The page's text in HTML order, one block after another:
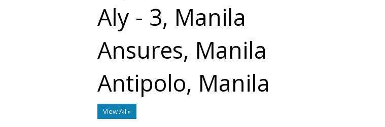
Aly - 3, Manila
Ansures, Manila
Antipolo, Manila
View All »